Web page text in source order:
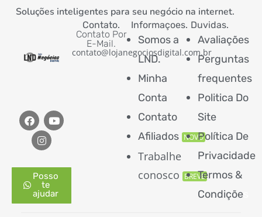
Soluções inteligentes para seu negócio na internet.
Posso
te
ajudar
Contato.
Contato Por
E-Mail.
contato@lojanegociosdigital.com.br
Informaçoes.
Somos a
LND.
Minha
Conta
Contato
Afiliados NOVO
Trabalhe
conosco BREVE
Duvidas.
Avaliações
Perguntas
frequentes
Politica Do
Site
Política De
Privacidade
Termos &
Condiçõe